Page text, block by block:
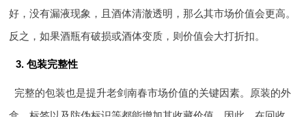
好，没有漏液现象，且酒体清澈透明，那么其市场价值会更高。
反之，如果酒瓶有破损或酒体变质，则价值会大打折扣。
3. 包装完整性
完整的包装也是提升老剑南春市场价值的关键因素。原装的外